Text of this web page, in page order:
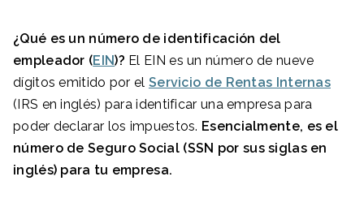
¿Qué es un número de identificación del
empleador (EIN)? El EIN es un número de nueve
dígitos emitido por el Servicio de Rentas Internas
(IRS en inglés) para identificar una empresa para
poder declarar los impuestos. Esencialmente, es el
número de Seguro Social (SSN por sus siglas en
inglés) para tu empresa.